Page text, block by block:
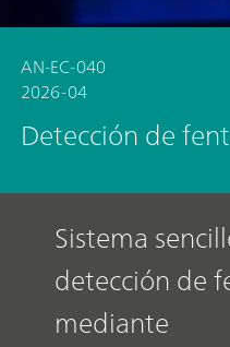
AN-EC-040
2026-04
Detección de
Sistema
detección de
mediante